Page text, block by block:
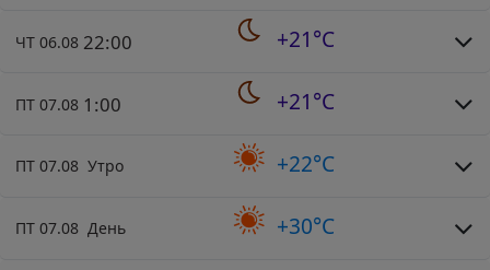
ЧТ 06.08 22:00 +21°C
ПТ 07.08 1:00 +21°C
ПТ 07.08 Утро +22°C
ПТ 07.08 День +30°C